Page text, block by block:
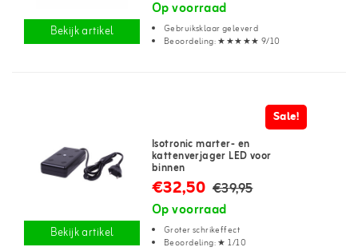
Bekijk artikel
Op voorraad
Gebruiksklaar geleverd
Beoordeling: ★★★★★ 9/10
Bekijk artikel
Sale!
Isotronic marter- en
kattenverjager LED voor
binnen
€32,50 €39,95
Op voorraad
Groter schrikeffect
Beoordeling: ★ 1/10